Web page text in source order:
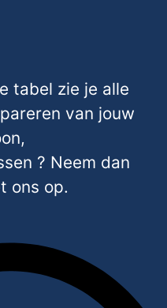
tabel zie je alle
van jouw
? Neem dan
ons op.